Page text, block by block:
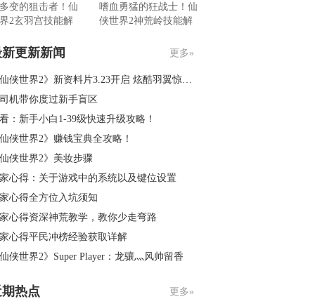
变的狙击者！仙
2玄羽宫技能解
嗜血勇猛的狂战士！仙
侠世界2神荒岭技能解
更新新闻 更多»
侠世界2》新资料片3.23开启 炫酷羽翼惊艳亮相
机带你度过新手盲区
：新手小白1-39级快速升级攻略！
侠世界2》赚钱宝典全攻略！
侠世界2》美妆步骤
心得：关于游戏中的系统以及键位设置
心得全方位入坑须知
心得资深神荒教学，教你少走弯路
心得平民冲榜经验获取详解
侠世界2》Super Player：龙骧灬风帅留香
热点 更多»